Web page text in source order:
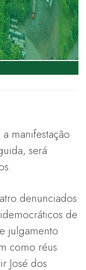
manifestação
será
denunciados
de
julgamento
como réus
José dos